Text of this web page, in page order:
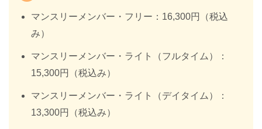
マンスリーメンバー・フリー：16,300円（税込
み）
マンスリーメンバー・ライト（フルタイム）：
15,300円（税込み）
マンスリーメンバー・ライト（デイタイム）：
13,300円（税込み）